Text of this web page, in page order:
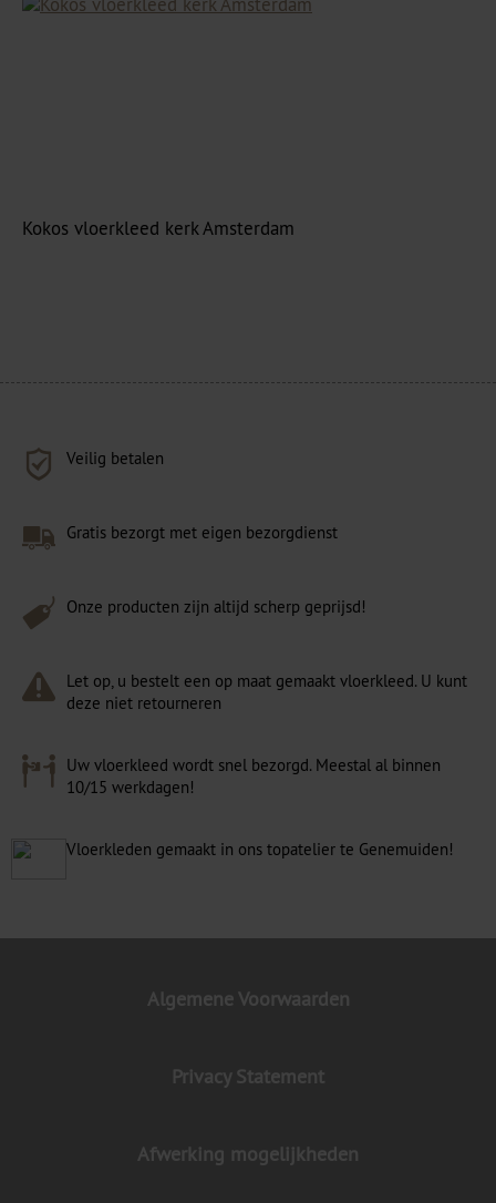
Kokos vloerkleed kerk Amsterdam
Veilig betalen
Gratis bezorgt met eigen bezorgdienst
Onze producten zijn altijd scherp geprijsd!
Let op, u bestelt een op maat gemaakt vloerkleed. U kunt
deze niet retourneren
Uw vloerkleed wordt snel bezorgd. Meestal al binnen
10/15 werkdagen!
Vloerkleden gemaakt in ons topatelier te Genemuiden!
Algemene Voorwaarden
Privacy Statement
Afwerking mogelijkheden